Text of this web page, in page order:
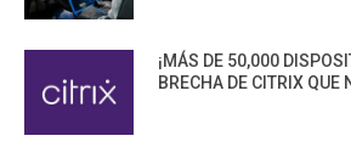
¡MÁS DE 50,000
BRECHA DE CITRIX QUE